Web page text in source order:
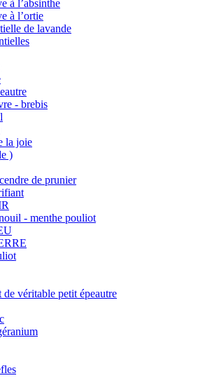
à l’absinthe
à l’ortie
de lavande
- brebis
la joie
)
de prunier
- menthe pouliot
de véritable petit épeautre